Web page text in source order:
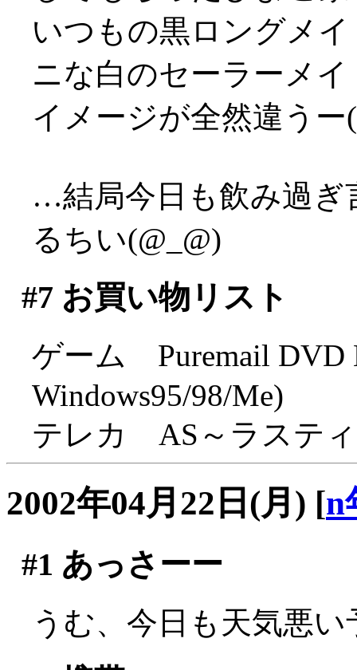
いつもの黒ロングメ
ニな白のセーラーメイ
イメージが全然違う
…結局今日も飲み過ぎ
るちい(@_@)
#7 お買い物リスト
ゲーム Puremail DVD
Windows95/98/Me)
テレカ AS～ラステ
2002年04月22日(月) [n
#1 あっさーー
うむ、今日も天気悪い